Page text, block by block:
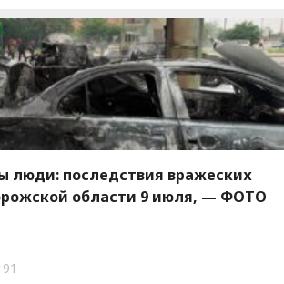
люди: последствия вражеских
области 9 июля, — ФОТО